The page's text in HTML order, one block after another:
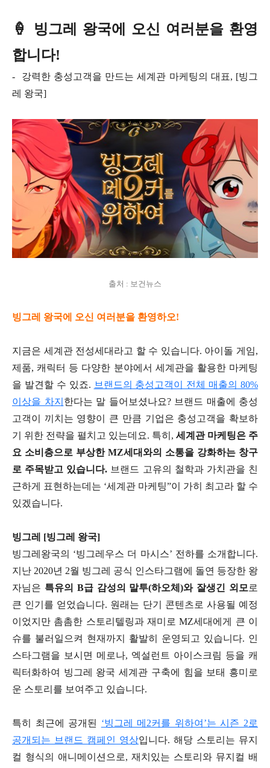
🍦 빙그레 왕국에 오신 여러분을 환영
합니다!
- 강력한 충성고객을 만드는 세계관 마케팅의 대표, [빙그
레 왕국]
출처 : 보건뉴스
빙그레 왕국에 오신 여러분을 환영하오!
지금은 세계관 전성세대라고 할 수 있습니다. 아이돌 게임,
제품, 캐릭터 등 다양한 분야에서 세계관을 활용한 마케팅
을 발견할 수 있죠. 브랜드의 충성고객이 전체 매출의 80%
이상을 차지 한다는 말 들어보셨나요? 브랜드 매출에 충성
고객이 끼치는 영향이 큰 만큼 기업은 충성고객을 확보하
기 위한 전략을 펼치고 있는데요. 특히, 세계관 마케팅은 주
요 소비층으로 부상한 MZ세대와의 소통을 강화하는 창구
로 주목받고 있습니다. 브랜드 고유의 철학과 가치관을 친
근하게 표현하는데는 ‘세계관 마케팅”이 가히 최고라 할 수
있겠습니다.
빙그레 [빙그레 왕국]
빙그레왕국의 ‘빙그레우스 더 마시스’ 전하를 소개합니다.
지난 2020년 2월 빙그레 공식 인스타그램에 돌연 등장한 왕
자님은 특유의 B급 감성의 말투(하오체)와 잘생긴 외모 로
큰 인기를 얻었습니다. 원래는 단기 콘텐츠로 사용될 예정
이었지만 촘촘한 스토리텔링과 재미로 MZ세대에게 큰 이
슈를 불러일으켜 현재까지 활발히 운영되고 있습니다. 인
스타그램을 보시면 메로나, 엑설런트 아이스크림 등을 캐
릭터화하여 빙그레 왕국 세계관 구축에 힘을 보태 흥미로
운 스토리를 보여주고 있습니다.
특히 최근에 공개된 ‘빙그레 메2커를 위하여’는 시즌 2로
공개되는 브랜드 캠페인 영상입니다. 해당 스토리는 뮤지
컬 형식의 애니메이션으로, 재치있는 스토리와 뮤지컬 배